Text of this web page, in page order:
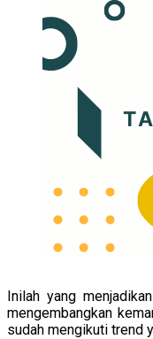
Inilah yang
mengembangkan
sudah mengikuti trend